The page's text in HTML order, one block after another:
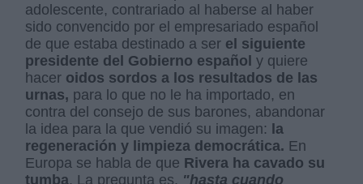
adolescente, contrariado al haberse al haber
sido convencido por el empresariado español
de que estaba destinado a ser el siguiente
presidente del Gobierno español y quiere
hacer oidos sordos a los resultados de las
urnas, para lo que no le ha importado, en
contra del consejo de sus barones, abandonar
la idea para la que vendió su imagen:
la
regeneración y limpieza democrática. En
Europa se habla de que Rivera ha cavado su
tumba. La pregunta es, "hasta cuando